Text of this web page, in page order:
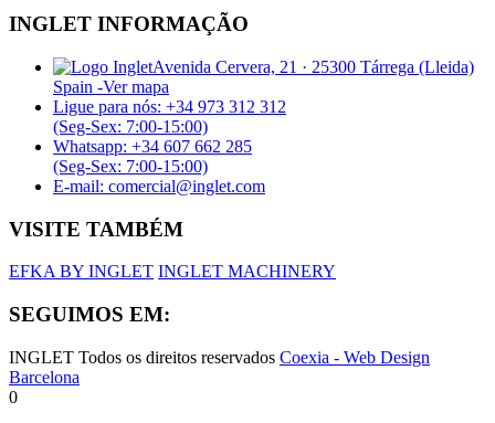
INGLET INFORMAÇÃO
Avenida Cervera, 21 · 25300 Tárrega (Lleida)
Spain -Ver mapa
Ligue para nós: +34 973 312 312
(Seg-Sex: 7:00-15:00)
Whatsapp: +34 607 662 285
(Seg-Sex: 7:00-15:00)
E-mail: comercial@inglet.com
VISITE TAMBÉM
EFKA BY INGLET INGLET MACHINERY
SEGUIMOS EM:
INGLET Todos os direitos reservados Coexia - Web Design
Barcelona
0